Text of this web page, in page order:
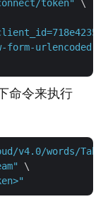
token"
\
urlencoded"
命令来执行
v4.0/words/
\